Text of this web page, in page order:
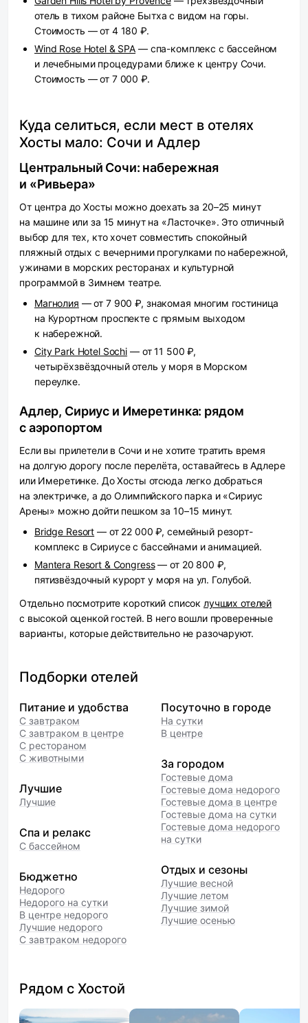
отель в тихом районе Бытха с видом на горы.
Стоимость — от 4 180 ₽.
Wind Rose Hotel & SPA — спа-комплекс с бассейном
и лечебными процедурами ближе к центру Сочи.
Стоимость — от 7 000 ₽.
Куда селиться, если мест в отелях
Хосты мало: Сочи и Адлер
Центральный Сочи: набережная
и «Ривьера»
От центра до Хосты можно доехать за 20–25 минут
на машине или за 15 минут на «Ласточке». Это отличный
выбор для тех, кто хочет совместить спокойный
пляжный отдых с вечерними прогулками по набережной,
ужинами в морских ресторанах и культурной
программой в Зимнем театре.
Магнолия — от 7 900 ₽, знакомая многим гостиница
на Курортном проспекте с прямым выходом
к набережной.
City Park Hotel Sochi — от 11 500 ₽,
четырёхзвёздочный отель у моря в Морском
переулке.
Адлер, Сириус и Имеретинка: рядом
с аэропортом
Если вы прилетели в Сочи и не хотите тратить время
на долгую дорогу после перелёта, оставайтесь в Адлере
или Имеретинке. До Хосты отсюда легко добраться
на электричке, а до Олимпийского парка и «Сириус
Арены» можно дойти пешком за 10–15 минут.
Bridge Resort — от 22 000 ₽, семейный резорт-
комплекс в Сириусе с бассейнами и анимацией.
Mantera Resort & Congress— от 20 800 ₽,
пятизвёздочный курорт у моря на ул. Голубой.
Отдельно посмотрите короткий список лучших отелей
с высокой оценкой гостей. В него вошли проверенные
варианты, которые действительно не разочаруют.
Подборки отелей
Питание и удобства
С завтраком
С завтраком в центре
С рестораном
С животными
Лучшие
Лучшие
Спа и релакс
С бассейном
Бюджетно
Недорого
Недорого на сутки
В центре недорого
Лучшие недорого
С завтраком недорого
Посуточно в городе
На сутки
В центре
За городом
Гостевые дома
Гостевые дома недорого
Гостевые дома в центре
Гостевые дома на сутки
Гостевые дома недорого
на сутки
Отдых и сезоны
Лучшие весной
Лучшие летом
Лучшие зимой
Лучшие осенью
Рядом с Хостой